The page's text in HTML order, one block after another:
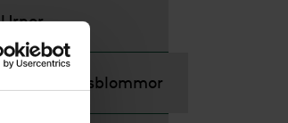
Urnor
Begravningsblommor